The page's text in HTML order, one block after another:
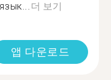
더 보기
앱 다운로드